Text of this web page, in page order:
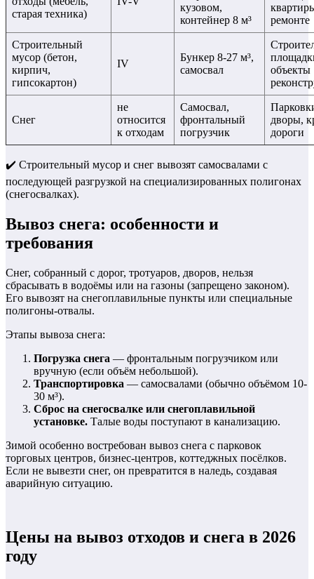
старая техника)
кузовом,
контейнер 8 м³
ремонте
Строительный
мусор (бетон,
кирпич,
гипсокартон)
IV
Бункер 8-27 м³,
самосвал
объекты
Снег
не
относится
к отходам
Самосвал,
фронтальный
погрузчик
дворы,
дороги
✔️ Строительный мусор и снег вывозят самосвалами с
последующей разгрузкой на специализированных полигонах
(снегосвалках).
Вывоз снега: особенности и
требования
Снег, собранный с дорог, тротуаров, дворов, нельзя
сбрасывать в водоёмы или на газоны (запрещено законом).
Его вывозят на снегоплавильные пункты или специальные
полигоны-отвалы.
Этапы вывоза снега:
Погрузка снега — фронтальным погрузчиком или
вручную (если объём небольшой).
Транспортировка — самосвалами (обычно объёмом 10-
30 м³).
Сброс на снегосвалке или снегоплавильной
установке. Талые воды поступают в канализацию.
Зимой особенно востребован вывоз снега с парковок
торговых центров, бизнес-центров, коттеджных посёлков.
Если не вывезти снег, он превратится в наледь, создавая
аварийную ситуацию.
Цены на вывоз отходов и снега в 2026
году